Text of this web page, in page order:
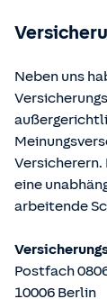
betriebene
Neben uns
Versicherern.
eine
arbeitende
Postfach
10006 Berlin